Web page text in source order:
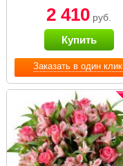
Заказать в один клик
2 410 руб.
Купить